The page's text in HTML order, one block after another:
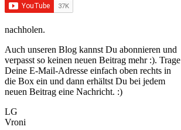
nachholen.
Auch unseren Blog kannst Du abonnieren und
verpasst so keinen neuen Beitrag mehr :). Trage
Deine E-Mail-Adresse einfach oben rechts in
die Box ein und dann erhältst Du bei jedem
neuen Beitrag eine Nachricht. :)
LG
Vroni